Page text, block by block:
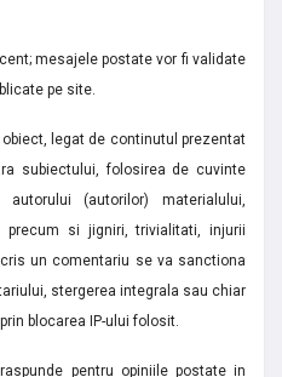
mesajele postate vor fi validate
pe site.
legat de continutul prezentat
subiectului, folosirea de cuvinte
(autorilor) materialului,
precum si jigniri, trivialitati, injurii
un comentariu se va sanctiona
stergerea integrala sau chiar
blocarea IP-ului folosit.
pentru opiniile postate in